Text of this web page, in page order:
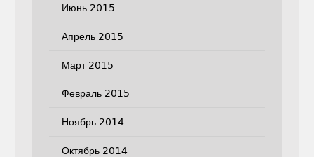
Июнь 2015
Апрель 2015
Март 2015
Февраль 2015
Ноябрь 2014
Октябрь 2014